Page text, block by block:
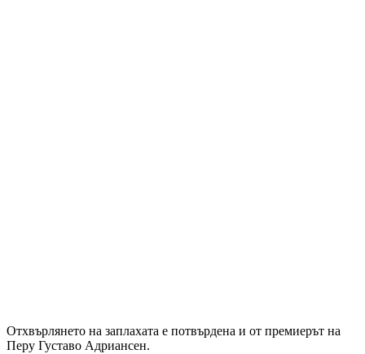
Отхвърлянето на заплахата е потвърдена и от премиерът на
Перу Густаво Адриансен.